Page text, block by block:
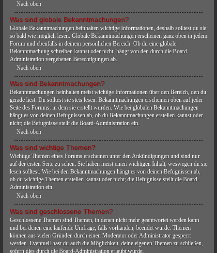
Nach oben
Was sind globale Bekanntmachungen?
Globale Bekanntmachungen beinhalten wichtige Informationen, deshalb solltest du sie
so bald wie möglich lesen. Globale Bekanntmachungen erscheinen ganz oben in jedem
Forum und ebenfalls in deinem persönlichen Bereich. Ob du eine globale
Bekanntmachung schreiben kannst oder nicht, hängt von den durch die Board-
Administration vergebenen Berechtigungen ab.
Nach oben
Was sind Bekanntmachungen?
Bekanntmachungen beinhalten meist wichtige Informationen über den Bereich, den du
gerade liest. Du solltest sie stets lesen. Bekanntmachungen erscheinen oben auf jeder
Seite des Forums, in dem sie erstellt wurden. Wie bei globalen Bekanntmachungen
hängt es von deinen Befugnissen ab, ob du Bekanntmachungen erstellen kannst oder
nicht; die Befugnisse stellt die Board-Administration ein.
Nach oben
Was sind wichtige Themen?
Wichtige Themen eines Forums erscheinen unter den Ankündigungen und sind nur
auf der ersten Seite zu sehen. Sie haben meist einen wichtigen Inhalt, weswegen du sie
lesen solltest. Wie bei den Bekanntmachungen hängt es von deinen Befugnissen ab,
ob du wichtige Themen erstellen kannst oder nicht; die Befugnisse stellt die Board-
Administration ein.
Nach oben
Was sind geschlossene Themen?
Geschlossene Themen sind Themen, in denen nicht mehr geantwortet werden kann
und bei denen eine laufende Umfrage, falls vorhanden, beendet wurde. Themen
können aus vielen Gründen durch einen Moderator oder Administrator gesperrt
werden. Eventuell hast du auch die Möglichkeit, deine eigenen Themen zu schließen,
sofern dies durch die Board-Administration erlaubt wurde.